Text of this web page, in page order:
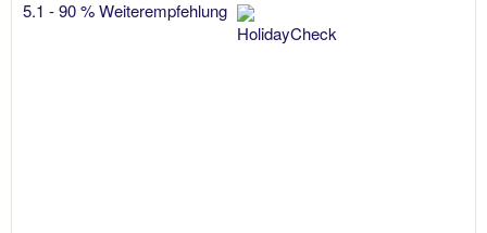
5.1 - 90 % Weiterempfehlung